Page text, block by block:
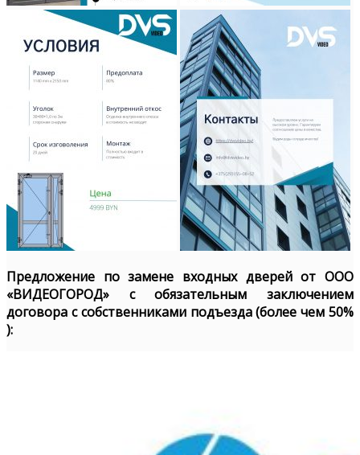
Предложение по замене входных дверей от ООО
«ВИДЕОГОРОД» с обязательным заключением
договора с собственниками подъезда (более чем 50%
):